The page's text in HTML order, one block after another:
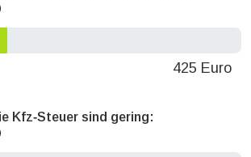
425 Euro
Kfz‐Steuer sind gering: